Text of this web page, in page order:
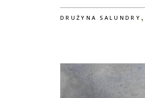
DRUŻYNA SALUNDRY ,